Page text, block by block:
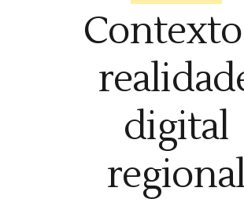
digital
regional